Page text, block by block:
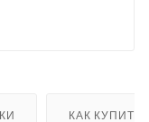
КАК КУПИТЬ